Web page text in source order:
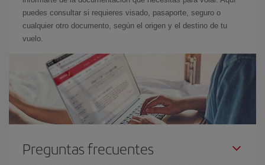
puedes consultar si requieres visado, pasaporte, seguro o
cualquier otro documento, según el origen y el destino de tu
vuelo.
Preguntas frecuentes